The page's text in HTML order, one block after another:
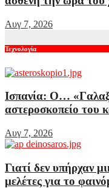
Αυγ 7, 2026
Τεχνολογία
Ισπανία: Ο…
αστεροσκοπείο του
Αυγ 7, 2026
Γιατί δεν υπήρχαν
μελέτες για το